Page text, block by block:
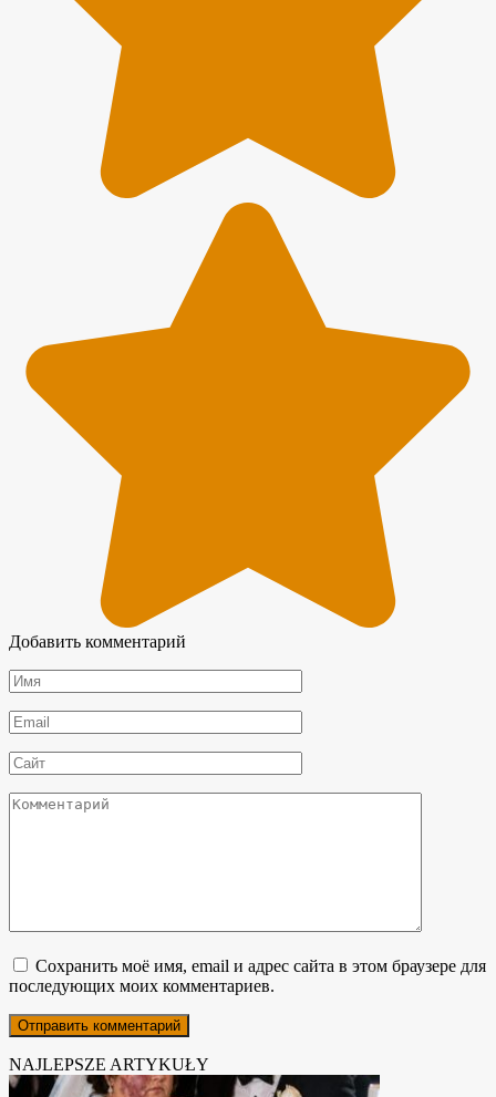
Добавить комментарий
Имя
*
Email
*
Сайт
Комментарий
Сохранить моё имя, email и адрес сайта в этом браузере для
последующих моих комментариев.
NAJLEPSZE ARTYKUŁY